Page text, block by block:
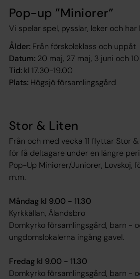
Pop-up ”Miniorer”
Vi spelar spel, pysslar, leker och har
Ålder: Från förskoleklass och uppåt
Datum: 20 maj, 27 maj, 3 juni och
Tid: kl 17.30-19.00
Plats: Högsjö församlingsgård
Stor & Liten
Från och med vecka 11 flyttar Stor
för få deltagare under en längre
Pop-Up Miniorer/Juniorer, Lovskoj,
m.m.
Måndag kl 9.00 - 11.30
Kyrkkällan, Älandsbro
Domkyrko församlingsgård, barn -
ungdomslokalerna ingång gavel.
Fredag kl 9.00 - 11.30
Domkyrko församlingsgård, barn -